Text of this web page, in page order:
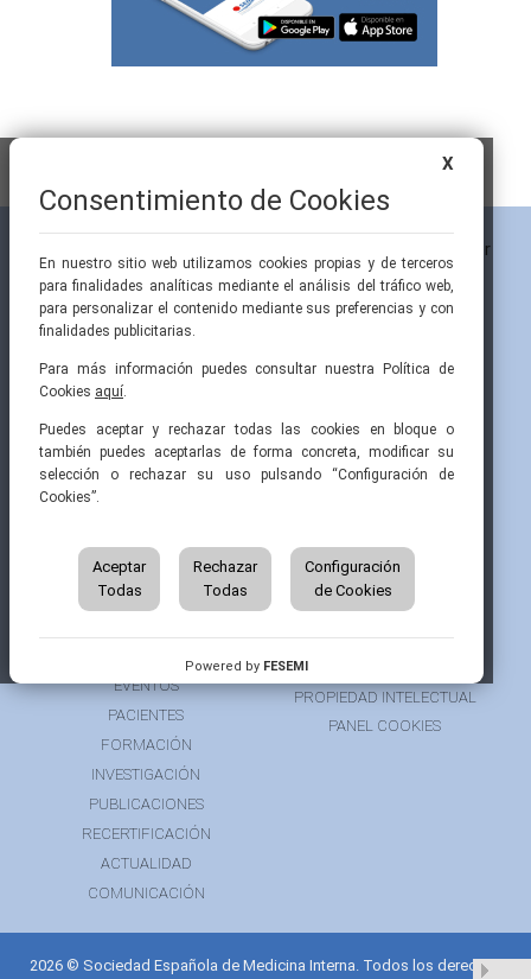
Pintor Ribera, 3
28016 Madrid
91 519 70 80
91 519 70 81
semi@fesemi.org
femi@fesemi.org
ÁREA DE SOCIO
GRUPOS DE TRABAJO
EVENTOS
PACIENTES
FORMACIÓN
INVESTIGACIÓN
PUBLICACIONES
RECERTIFICACIÓN
ACTUALIDAD
COMUNICACIÓN
AVISO LEGAL
AVISO PARA PACIENTES
FINANCIACIÓN
POLÍTICA DE COOKIES
PROPIEDAD INTELECTUAL
PANEL COOKIES
2026 © Sociedad Española de Medicina Interna. Todos los derechos
X
Consentimiento de Cookies
En nuestro sitio web utilizamos cookies propias y de terceros
para finalidades analíticas mediante el análisis del tráfico web,
para personalizar el contenido mediante sus preferencias y con
finalidades publicitarias.
Para más información puedes consultar nuestra Política de
Cookies aquí.
Puedes aceptar y rechazar todas las cookies en bloque o
también puedes aceptarlas de forma concreta, modificar su
selección o rechazar su uso pulsando “Configuración de
Cookies”.
Aceptar
Todas
Rechazar
Todas
Configuración
de Cookies
Powered by FESEMI